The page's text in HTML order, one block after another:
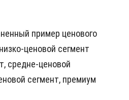
пример ценового
ценовой сегмент
средне-ценовой
сегмент, премиум